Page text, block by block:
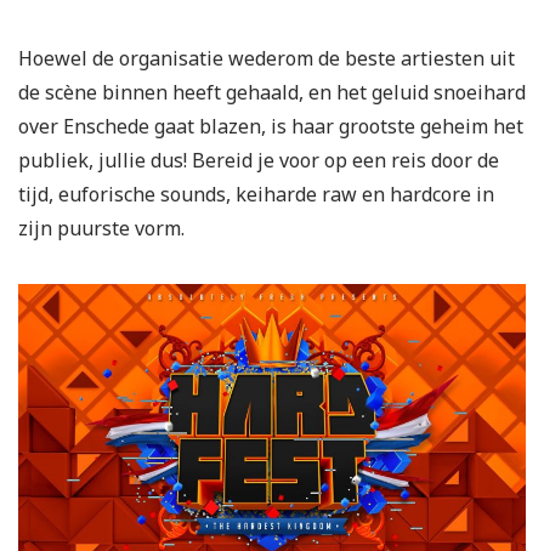
Hoewel de organisatie wederom de beste artiesten uit
de scène binnen heeft gehaald, en het geluid snoeihard
over Enschedegaat blazen, is haar grootste geheim het
publiek, jullie dus! Bereid je voor op een reis door de
tijd, euforische sounds, keiharde raw en hardcore in
zijn puurste vorm.